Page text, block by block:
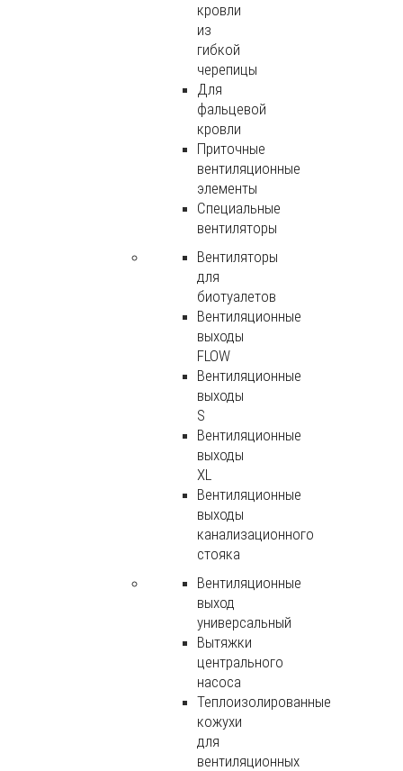
кровли
из
гибкой
черепицы
Для
фальцевой
кровли
Приточные
вентиляционные
элементы
Специальные
вентиляторы
Вентиляторы
для
биотуалетов
Вентиляционные
выходы
FLOW
Вентиляционные
выходы
S
Вентиляционные
выходы
XL
Вентиляционные
выходы
канализационного
стояка
Вентиляционные
выход
универсальный
Вытяжки
центрального
насоса
Теплоизолированные
кожухи
для
вентиляционных